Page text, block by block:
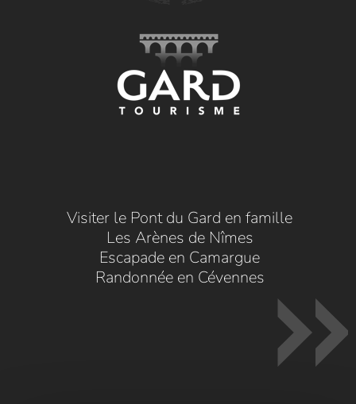
Visiter le Pont du Gard en famille
Les Arènes de Nîmes
Escapade en Camargue
Randonnée en Cévennes